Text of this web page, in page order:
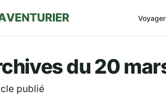
—
du 20
publié